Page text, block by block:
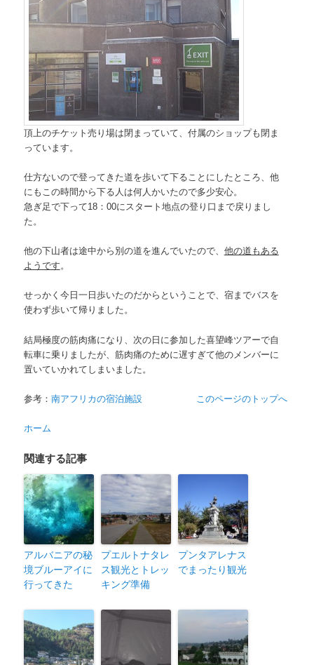
頂上のチケット売り場は閉まっていて、付属のショップも閉ま
っています。
仕方ないので登ってきた道を歩いて下ることにしたところ、他
にもこの時間から下る人は何人かいたので多少安心。
急ぎ足で下って18：00にスタート地点の登り口まで戻りまし
た。
他の下山者は途中から別の道を進んでいたので、 他の道もある
ようです。
せっかく今日一日歩いたのだからということで、宿までバスを
使わず歩いて帰りました。
結局極度の筋肉痛になり、次の日に参加した喜望峰ツアーで自
転車に乗りましたが、筋肉痛のために遅すぎて他のメンバーに
置いていかれてしまいました。
このページのトップへ
参考： 南アフリカの宿泊施設
ホーム
関連する記事
アルバニアの秘
境ブルーアイに
行ってきた
プエルトナタレ
ス観光とトレッ
キング準備
プンタアレナス
でまったり観光